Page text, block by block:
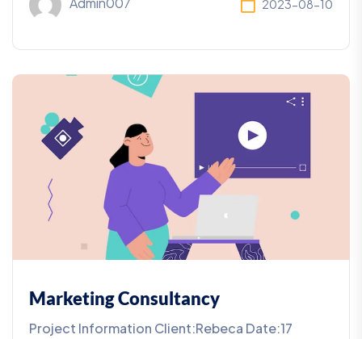
2023-08-10
Marketing Consultancy
Project Information Client:Rebeca Date:17